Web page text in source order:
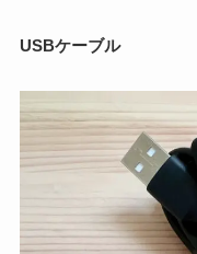
USBケーブル